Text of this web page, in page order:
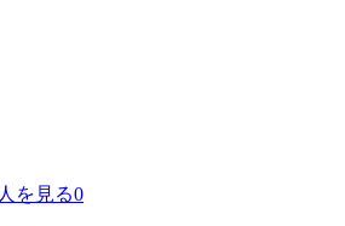
を見る0